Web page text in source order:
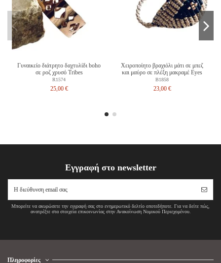
Γυναικείο διάτρητο δαχτυλίδι boho
σε ροζ χρυσό Tribes
R1574
25,00 €
Χειροποίητο βραχιόλι μάτι σε μπεζ
και μαύρο σε πλέξη μακραμέ Eyes
B1858
23,00 €
Εγγραφή στο newsletter
Μπορείτε να ακυρώσετε την εγγραφή σας στο ενημερωτικό δελτίο οποτεδήποτε. Για να δείτε πώς,
ανατρέξτε στα στοιχεία επικοινωνίας στην Ανακοίνωση Νομικού Περιεχομένου.
Πληροφορίες